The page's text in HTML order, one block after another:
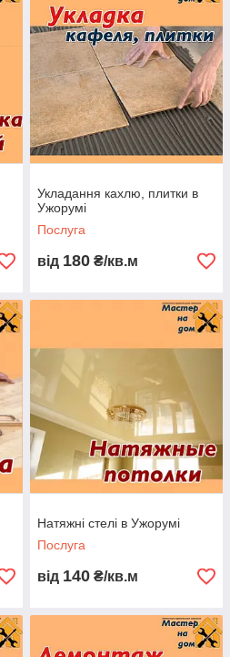
Укладання кахлю, плитки в
Ужорумі
Послуга
від 180 ₴/кв.м
Натяжні стелі в Ужорумі
Послуга
від 140 ₴/кв.м